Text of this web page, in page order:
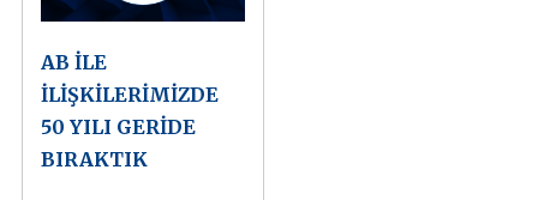
AB İLE
İLİŞKİLERİMİZDE
50 YILI GERİDE
BIRAKTIK